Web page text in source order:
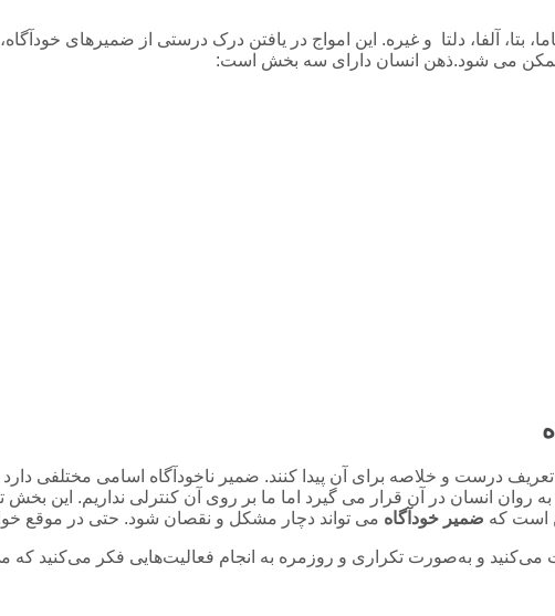
بتا، آلفا، دلتا و غیره. این امواج در یافتن درک درستی از ضمیرهای خودآگاه،
ممکن می شود.ذهن انسان دارای سه بخش است:
تعریف درست و خلاصه برای آن پیدا کنند. ضمیر ناخودآگاه اسامی مختلفی
انسان در آن قرار می گیرد اما ما بر روی آن کنترلی نداریم. این بخش
است که ضمیر خودآگاه می تواند دچار مشکل و نقصان شود. حتی در موقع
می‌کنید و به‌صورت تکراری و روزمره به انجام فعالیت‌هایی فکر می‌کنید که